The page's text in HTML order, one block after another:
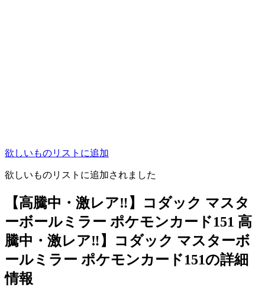
欲しいものリストに追加
欲しいものリストに追加されました
【高騰中・激レア‼️】コダック マスタ
ーボールミラー ポケモンカード151 高
騰中・激レア‼️】コダック マスターボ
ールミラー ポケモンカード151の詳細
情報